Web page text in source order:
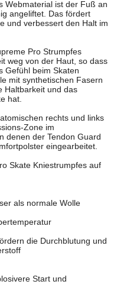
Webmaterial ist der Fuß an
angeliftet. Das fördert
und verbessert den Halt im
Pro Strumpfes
weg von der Haut, so dass
Gefühl beim Skaten
mit synthetischen Fasern
Haltbarkeit und das
hat.
rechts und links
Zone im
denen der Tendon Guard
eingearbeitet.
Skate Kniestrumpfes auf
als normale Wolle
die Durchblutung und
Start und